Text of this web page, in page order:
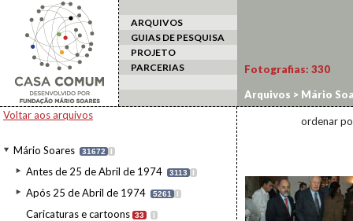
ARQUIVOS
GUIAS DE PESQUISA
PROJETO
PARCERIAS
Voltar aos arquivos
Mário Soares 31672 I
Antes de 25 de Abril de 1974 3113 I
Após 25 de Abril de 1974 5261 I
Caricaturas e cartoons 33 I
Fotografias: 330
Arquivos > Mário
2006/MASP3>10-
ordenar